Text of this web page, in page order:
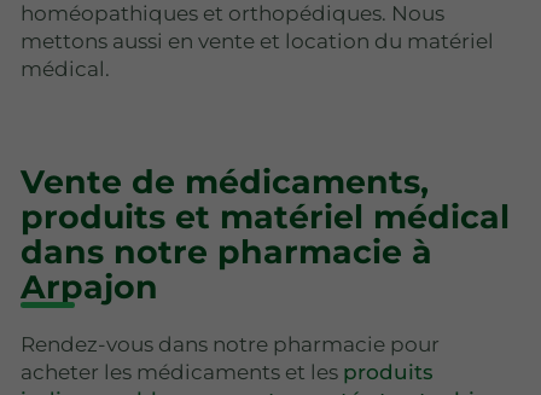
homéopathiques et orthopédiques. Nous
mettons aussi en vente et location du matériel
médical.
Vente de médicaments,
produits et matériel médical
dans notre pharmacie à
Arpajon
Rendez-vous dans notre pharmacie pour
acheter les médicaments et les produits